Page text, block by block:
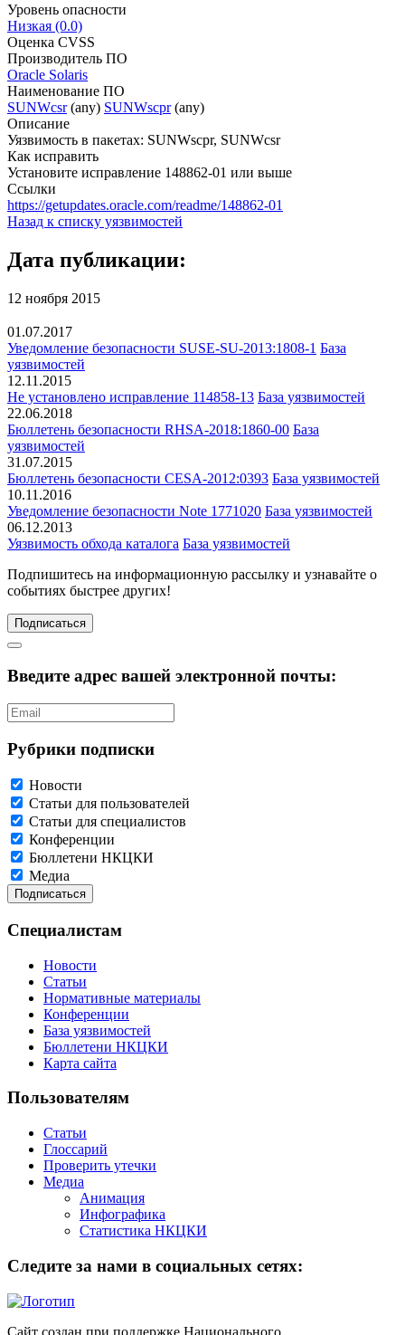
Уровень опасности
Низкая (0.0)
Оценка CVSS
Производитель ПО
Oracle Solaris
Наименование ПО
SUNWcsr(any) SUNWscpr(any)
Описание
Уязвимость в пакетах: SUNWscpr, SUNWcsr
Как исправить
Установите исправление 148862-01 или выше
Ссылки
https://getupdates.oracle.com/readme/148862-01
Назад к списку уязвимостей
Дата публикации:
12 ноября 2015
01.07.2017
Уведомление безопасности SUSE-SU-2013:1808-1 База
уязвимостей
12.11.2015
Не установлено исправление 114858-13 База уязвимостей
22.06.2018
Бюллетень безопасности RHSA-2018:1860-00 База
уязвимостей
31.07.2015
Бюллетень безопасности CESA-2012:0393 База уязвимостей
10.11.2016
Уведомление безопасности Note 1771020 База уязвимостей
06.12.2013
Уязвимость обхода каталога База уязвимостей
Подпишитесь на информационную рассылку и узнавайте о
событиях быстрее других!
Подписаться
Введите адрес вашей электронной почты:
Рубрики подписки
Новости
Статьи для пользователей
Статьи для специалистов
Конференции
Бюллетени НКЦКИ
Медиа
Специалистам
Новости
Статьи
Нормативные материалы
Конференции
База уязвимостей
Бюллетени НКЦКИ
Карта сайта
Пользователям
Статьи
Глоссарий
Проверить утечки
Медиа
Анимация
Инфографика
Статистика НКЦКИ
Следите за нами в социальных сетях:
Сайт создан при поддержке Национального